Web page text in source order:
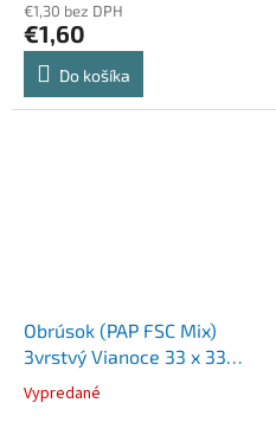
€1,30 bez DPH
€1,60
Do košíka
Obrúsok (PAP FSC Mix)
3vrstvý Vianoce 33 x 33
cm [20 ks]
Vypredané